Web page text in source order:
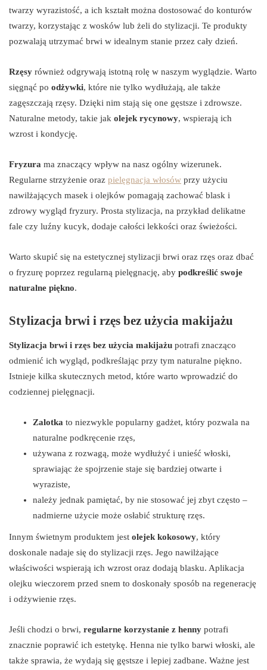
twarzy wyrazistość, a ich kształt można dostosować do konturów
twarzy, korzystając z wosków lub żeli do stylizacji. Te produkty
pozwalają utrzymać brwi w idealnym stanie przez cały dzień.
Rzęsy również odgrywają istotną rolę w naszym wyglądzie. Warto
sięgnąć po odżywki, które nie tylko wydłużają, ale także
zagęszczają rzęsy. Dzięki nim stają się one gęstsze i zdrowsze.
Naturalne metody, takie jak olejek rycynowy, wspierają ich
wzrost i kondycję.
Fryzura ma znaczący wpływ na nasz ogólny wizerunek.
Regularne strzyżenie oraz pielęgnacja włosów przy użyciu
nawilżających masek i olejków pomagają zachować blask i
zdrowy wygląd fryzury. Prosta stylizacja, na przykład delikatne
fale czy luźny kucyk, dodaje całości lekkości oraz świeżości.
Warto skupić się na estetycznej stylizacji brwi oraz rzęs oraz dbać
o fryzurę poprzez regularną pielęgnację, aby podkreślić swoje
naturalne piękno.
Stylizacja brwi i rzęs bez użycia makijażu
Stylizacja brwi i rzęs bez użycia makijażu potrafi znacząco
odmienić ich wygląd, podkreślając przy tym naturalne piękno.
Istnieje kilka skutecznych metod, które warto wprowadzić do
codziennej pielęgnacji.
Zalotka to niezwykle popularny gadżet, który pozwala na
naturalne podkręcenie rzęs,
używana z rozwagą, może wydłużyć i unieść włoski,
sprawiając że spojrzenie staje się bardziej otwarte i
wyraziste,
należy jednak pamiętać, by nie stosować jej zbyt często –
nadmierne użycie może osłabić strukturę rzęs.
Innym świetnym produktem jest olejek kokosowy, który
doskonale nadaje się do stylizacji rzęs. Jego nawilżające
właściwości wspierają ich wzrost oraz dodają blasku. Aplikacja
olejku wieczorem przed snem to doskonały sposób na regenerację
i odżywienie rzęs.
Jeśli chodzi o brwi, regularne korzystanie z henny potrafi
znacznie poprawić ich estetykę. Henna nie tylko barwi włoski, ale
także sprawia, że wydają się gęstsze i lepiej zadbane. Ważne jest